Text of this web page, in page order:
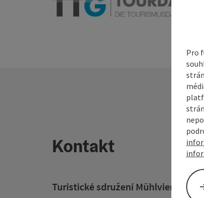
Kontakt
Turistické sdružení Mühlviertel
Pro